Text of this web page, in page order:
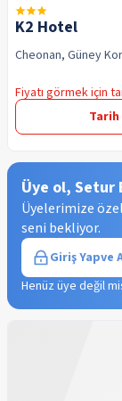
K2 Hotel
Cheonan, Güney
Fiyatı görmek için
Tarih
Üye ol, Setur
Üyelerimize
seni bekliyor.
Giriş Yapve
Henüz üye değil